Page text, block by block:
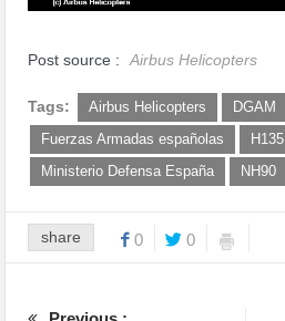
Post source : Airbus Helicopters
Tags: Airbus Helicopters
DGAM
Fuerzas Armadas españolas
H135
Ministerio Defensa España
NH90
share 0 0